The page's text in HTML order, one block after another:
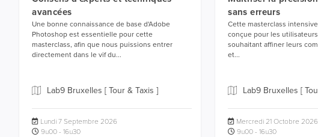
avancées
Une bonne connaissance de base d'Adobe
Photoshop est essentielle pour cette
masterclass, afin que nous puissions entrer
directement dans le vif du...
Lab9 Bruxelles [ Tour & Taxis ]
Lundi 7 Septembre 2026
9u00 - 16u30
sans erreurs
Cette masterclass
conçue pour les
souhaitant affiner leurs
et...
Lab9 Bruxelles [
Mercredi 21 Octobre 2026
9u00 - 16u30